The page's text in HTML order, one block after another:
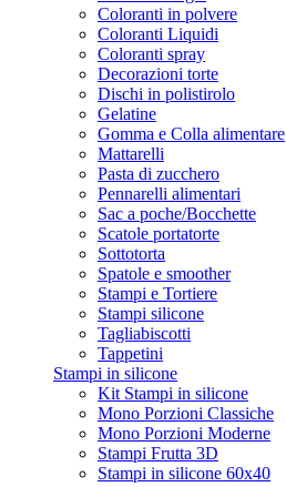
Coloranti in polvere
Coloranti Liquidi
Coloranti spray
Decorazioni torte
Dischi in polistirolo
Gelatine
Gomma e Colla alimentare
Mattarelli
Pasta di zucchero
Pennarelli alimentari
Sac a poche/Bocchette
Scatole portatorte
Sottotorta
Spatole e smoother
Stampi e Tortiere
Stampi silicone
Tagliabiscotti
Tappetini
Stampi in silicone
Kit Stampi in silicone
Mono Porzioni Classiche
Mono Porzioni Moderne
Stampi Frutta 3D
Stampi in silicone 60x40